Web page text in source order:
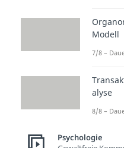
Nach
Studyflix zu
Modell
7/8 –
alyse
8/8 –
Psychologie